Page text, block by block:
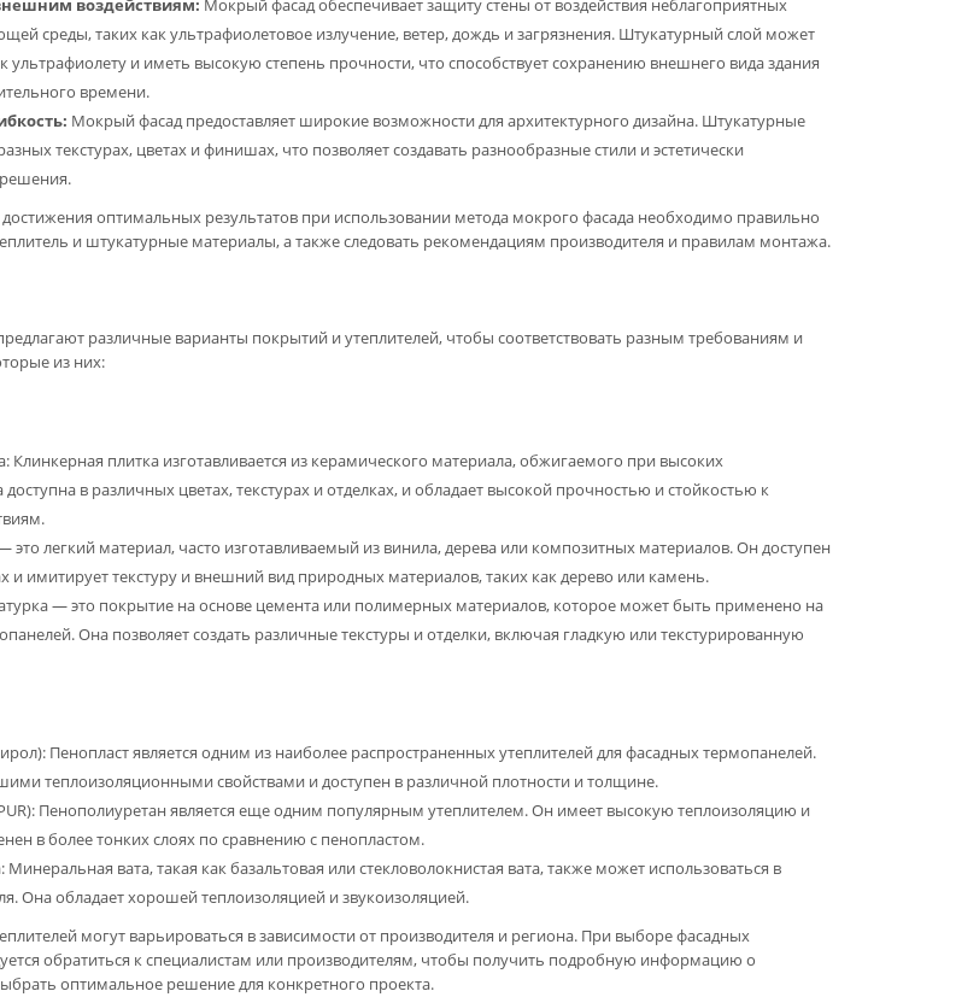
воздействиям: Мокрый фасад обеспечивает защиту стены от воздействия неблагоприятных
среды, таких как ультрафиолетовое излучение, ветер, дождь и загрязнения. Штукатурный слой может
ультрафиолету и иметь высокую степень прочности, что способствует сохранению внешнего вида здания
времени.
Мокрый фасад предоставляет широкие возможности для архитектурного дизайна. Штукатурные
текстурах, цветах и финишах, что позволяет создавать разнообразные стили и эстетически
оптимальных результатов при использовании метода мокрого фасада необходимо правильно
и штукатурные материалы, а также следовать рекомендациям производителя и правилам монтажа.
различные варианты покрытий и утеплителей, чтобы соответствовать разным требованиям и
из них:
Клинкерная плитка изготавливается из керамического материала, обжигаемого при высоких
в различных цветах, текстурах и отделках, и обладает высокой прочностью и стойкостью к
это легкий материал, часто изготавливаемый из винила, дерева или композитных материалов. Он доступен
и имитирует текстуру и внешний вид природных материалов, таких как дерево или камень.
— это покрытие на основе цемента или полимерных материалов, которое может быть применено на
Она позволяет создать различные текстуры и отделки, включая гладкую или текстурированную
Пенопласт является одним из наиболее распространенных утеплителей для фасадных термопанелей.
теплоизоляционными свойствами и доступен в различной плотности и толщине.
Пенополиуретан является еще одним популярным утеплителем. Он имеет высокую теплоизоляцию и
в более тонких слоях по сравнению с пенопластом.
вата, такая как базальтовая или стекловолокнистая вата, также может использоваться в
Она обладает хорошей теплоизоляцией и звукоизоляцией.
могут варьироваться в зависимости от производителя и региона. При выборе фасадных
обратиться к специалистам или производителям, чтобы получить подробную информацию о
оптимальное решение для конкретного проекта.